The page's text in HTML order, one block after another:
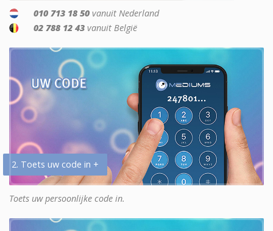
010 713 18 50 vanuit Nederland
02 788 12 43 vanuit België
2. Toets uw code in +
Toets uw persoonlijke code in.